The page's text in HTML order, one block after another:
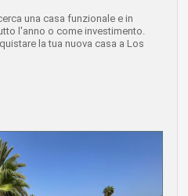
una casa funzionale e in
l'anno o come investimento.
la tua nuova casa a Los